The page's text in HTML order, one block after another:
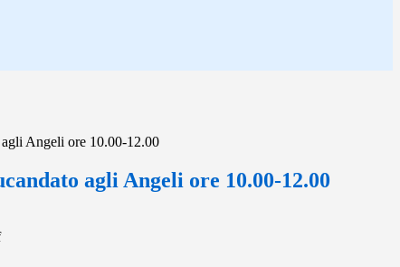
Angeli ore 10.00-12.00
agli Angeli ore 10.00-12.00